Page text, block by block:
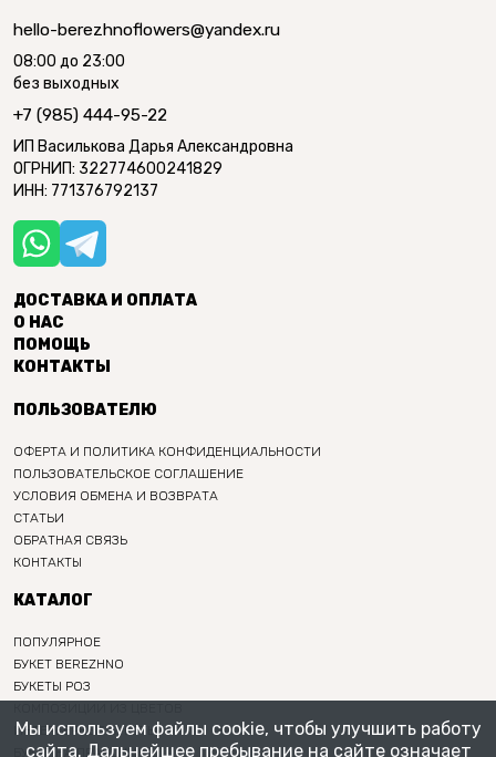
hello-berezhnoflowers@yandex.ru
08:00 до 23:00
без выходных
+7 (985) 444-95-22
ИП Василькова Дарья Александровна
ОГРНИП: 322774600241829
ИНН: 771376792137
ДОСТАВКА И ОПЛАТА
О НАС
ПОМОЩЬ
КОНТАКТЫ
ПОЛЬЗОВАТЕЛЮ
ОФЕРТА И ПОЛИТИКА КОНФИДЕНЦИАЛЬНОСТИ
ПОЛЬЗОВАТЕЛЬСКОЕ СОГЛАШЕНИЕ
УСЛОВИЯ ОБМЕНА И ВОЗВРАТА
СТАТЬИ
ОБРАТНАЯ СВЯЗЬ
КОНТАКТЫ
КАТАЛОГ
ПОПУЛЯРНОЕ
БУКЕТ BEREZHNO
БУКЕТЫ РОЗ
ИНТЕРЬЕРНЫЕ БУКЕТЫ
БУКЕТ НА ПРАЗДНИК
Мы используем файлы cookie, чтобы улучшить работу
сайта. Дальнейшее пребывание на сайте означает